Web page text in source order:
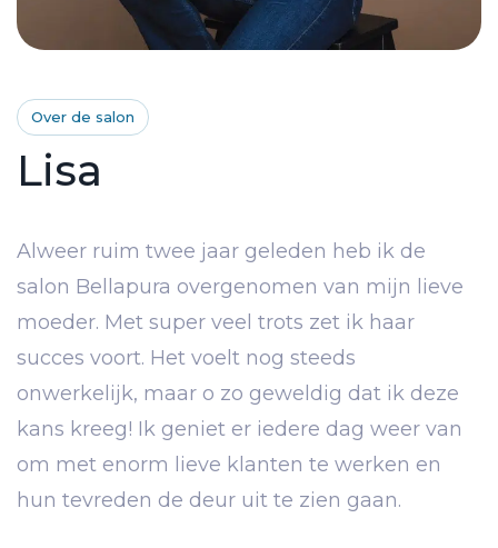
Over de salon
Lisa
Alweer ruim twee jaar geleden heb ik de
salon Bellapura overgenomen van mijn lieve
moeder. Met super veel trots zet ik haar
succes voort. Het voelt nog steeds
onwerkelijk, maar o zo geweldig dat ik deze
kans kreeg! Ik geniet er iedere dag weer van
om met enorm lieve klanten te werken en
hun tevreden de deur uit te zien gaan.